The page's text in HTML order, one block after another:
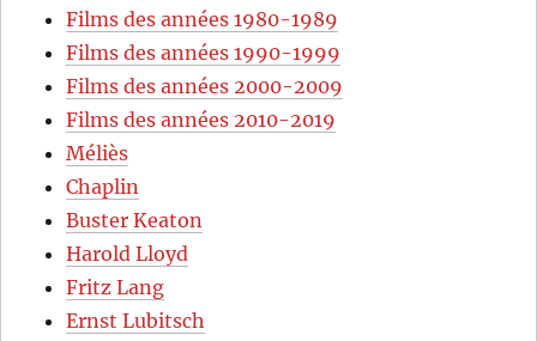
Films des années 1980-1989
Films des années 1990-1999
Films des années 2000-2009
Films des années 2010-2019
Méliès
Chaplin
Buster Keaton
Harold Lloyd
Fritz Lang
Ernst Lubitsch